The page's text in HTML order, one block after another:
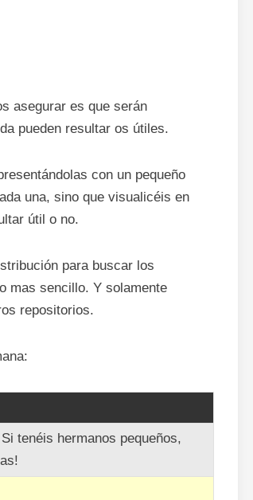
asegurar es que serán
pueden resultar os útiles.
con un pequeño
una, sino que visualicéis en
útil o no.
para buscar los
mas sencillo. Y solamente
repositorios.
tenéis hermanos pequeños,